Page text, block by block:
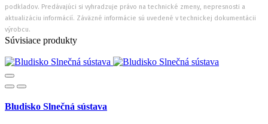
podkladov. Predávajúci si vyhradzuje právo na technické zmeny, nepresnosti a
aktualizáciu informácií. Záväzné informácie sú uvedené v technickej dokumentácii
výrobcu.
Súvisiace produkty
Bludisko Slnečná sústava